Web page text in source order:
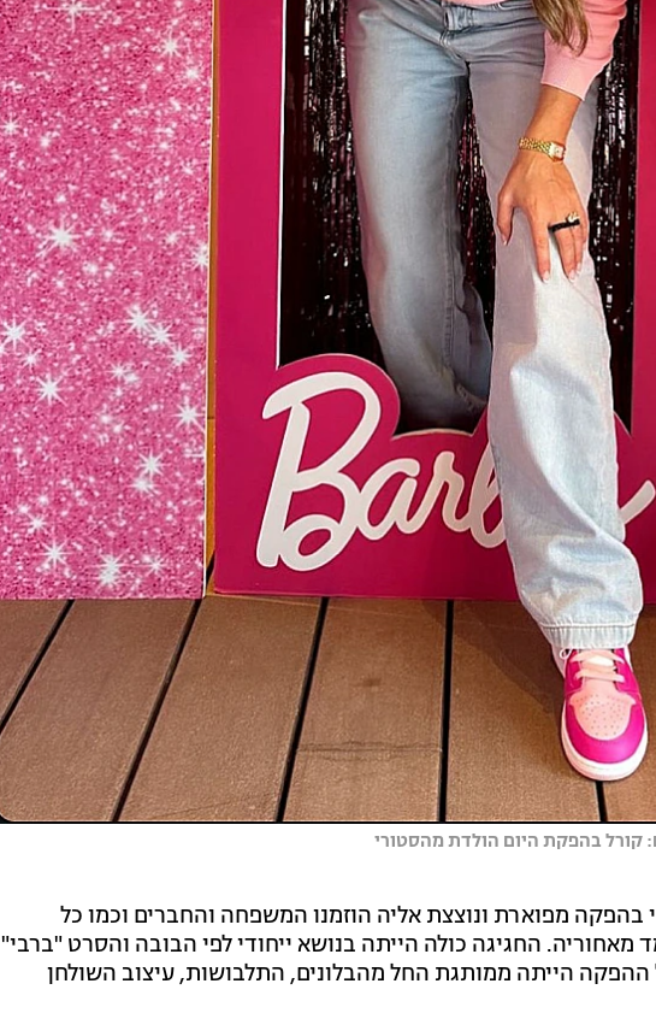
קורל בהפקת היום הולדת מהסטורי
מפוארת ונוצצת אליה הוזמנו המשפחה והחברים וכמו כל
החגיגה כולה הייתה בנושא ייחודי לפי הבובה והסרט "ברבי"
ההפקה הייתה ממותגת החל מהבלונים, התלבושות, עיצוב השולחן